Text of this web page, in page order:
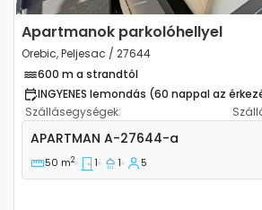
Apartmanok parkolóhellyel
Orebic, Peljesac / 27644
600 m a strandtól
INGYENES lemondás (60 nappal az
Szállásegységek:
Egyszobás apartman Orebic
APARTMAN A-27644-a
50 m2 1 1 5